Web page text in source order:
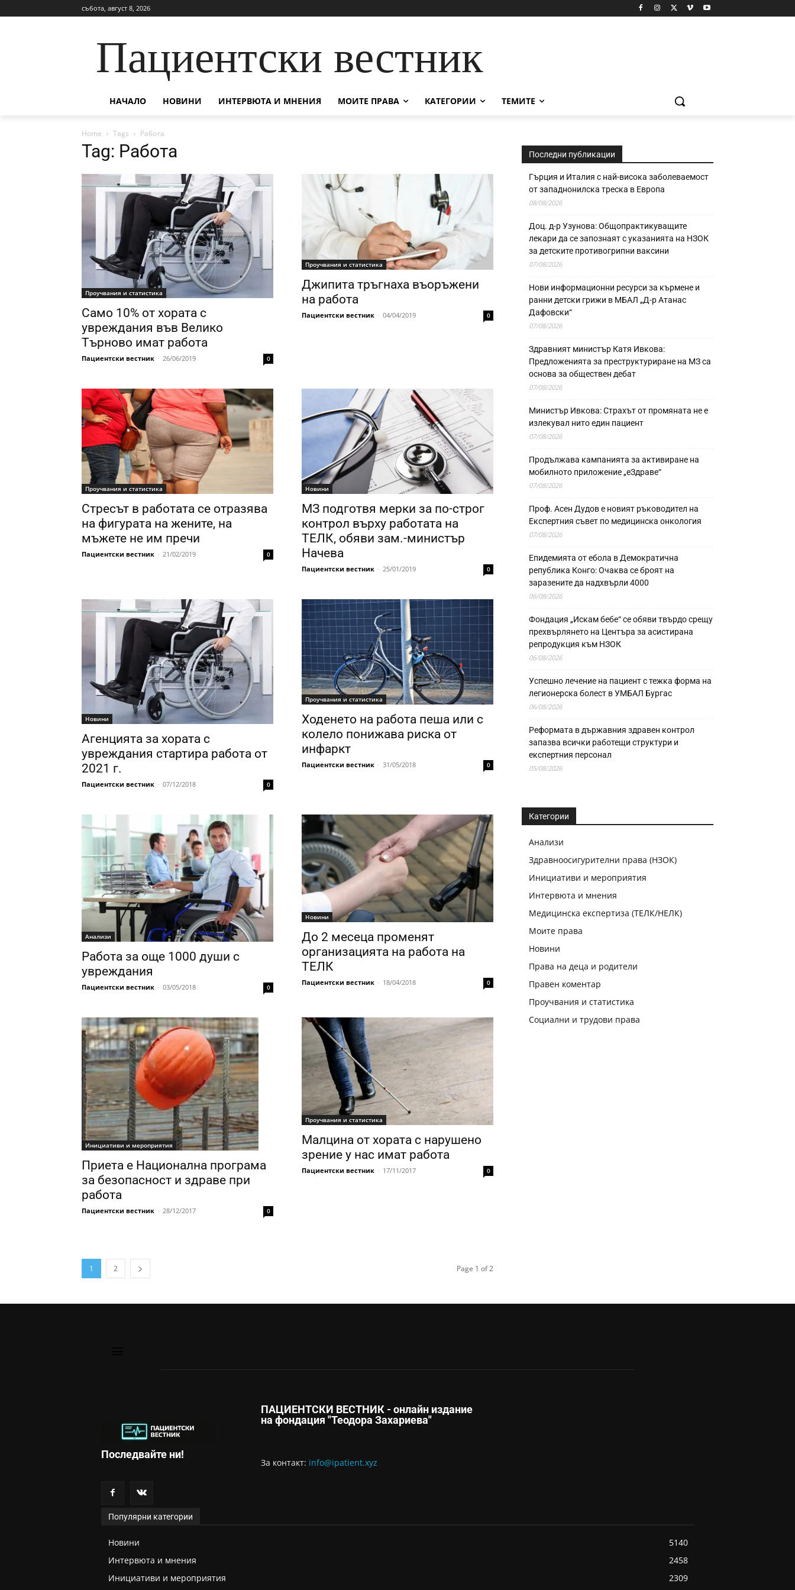
събота, август 8, 2026
Пациентски вестник
НАЧАЛО НОВИНИ ИНТЕРВЮТА И МНЕНИЯ МОИТЕ ПРАВА КАТЕГОРИИ ТЕМИТЕ
Home Tags Работа
Tag: Работа
Проучвания и статистика
Само 10% от хората с
увреждания във Велико
Търново имат работа
Пациентски вестник - 26/06/2019 0
Проучвания и статистика
Джипита тръгнаха въоръжени
на работа
Пациентски вестник - 04/04/2019 0
Проучвания и статистика
Стресът в работата се отразява
на фигурата на жените, на
мъжете не им пречи
Пациентски вестник - 21/02/2019 0
Новини
МЗ подготвя мерки за по-строг
контрол върху работата на
ТЕЛК, обяви зам.-министър
Начева
Пациентски вестник - 25/01/2019 0
Новини
Агенцията за хората с
увреждания стартира работа от
2021 г.
Пациентски вестник - 07/12/2018 0
Проучвания и статистика
Ходенето на работа пеша или с
колело понижава риска от
инфаркт
Пациентски вестник - 31/05/2018 0
Анализи
Работа за още 1000 души с
увреждания
Пациентски вестник - 03/05/2018 0
Новини
До 2 месеца променят
организацията на работа на
ТЕЛК
Пациентски вестник - 18/04/2018 0
Инициативи и мероприятия
Приета е Национална програма
за безопасност и здраве при
работа
Пациентски вестник - 28/12/2017 0
Проучвания и статистика
Малцина от хората с нарушено
зрение у нас имат работа
Пациентски вестник - 17/11/2017 0
1 2 Page 1 of 2
Последни публикации
Гърция и Италия с най-висока заболеваемост
от западнонилска треска в Европа
08/08/2026
Доц. д-р Узунова: Общопрактикуващите
лекари да се запознаят с указанията на НЗОК
за детските противогрипни ваксини
07/08/2026
Нови информационни ресурси за кърмене и
ранни детски грижи в МБАЛ „Д-р Атанас
Дафовски“
07/08/2026
Здравният министър Катя Ивкова:
Предложенията за преструктуриране на МЗ са
основа за обществен дебат
07/08/2026
Министър Ивкова: Страхът от промяната не е
излекувал нито един пациент
07/08/2026
Продължава кампанията за активиране на
мобилното приложение „еЗдраве“
07/08/2026
Проф. Асен Дудов е новият ръководител на
Експертния съвет по медицинска онкология
07/08/2026
Епидемията от ебола в Демократична
република Конго: Очаква се броят на
заразените да надхвърли 4000
06/08/2026
Фондация „Искам бебе“ се обяви твърдо срещу
прехвърлянето на Центъра за асистирана
репродукция към НЗОК
06/08/2026
Успешно лечение на пациент с тежка форма на
легионерска болест в УМБАЛ Бургас
06/08/2026
Реформата в държавния здравен контрол
запазва всички работещи структури и
експертния персонал
05/08/2026
Категории
Анализи
Здравноосигурителни права (НЗОК)
Инициативи и мероприятия
Интервюта и мнения
Медицинска експертиза (ТЕЛК/НЕЛК)
Моите права
Новини
Права на деца и родители
Правен коментар
Проучвания и статистика
Социални и трудови права
Последвайте ни!
ПАЦИЕНТСКИ ВЕСТНИК - онлайн издание
на фондация "Теодора Захариева"
За контaкт: info@ipatient.xyz
Популярни категории
Новини
5140
Интервюта и мнения
2458
Инициативи и мероприятия
2309